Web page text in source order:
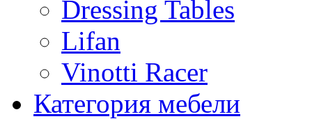
Dressing Tables
Lifan
Vinotti Racer
Категория мебели